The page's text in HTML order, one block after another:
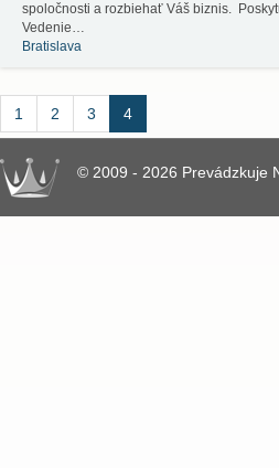
spoločnosti a rozbiehať Váš biznis.
Vedenie…
Bratislava
1 2 3 4
© 2009 - 2026 Prevádzkuje